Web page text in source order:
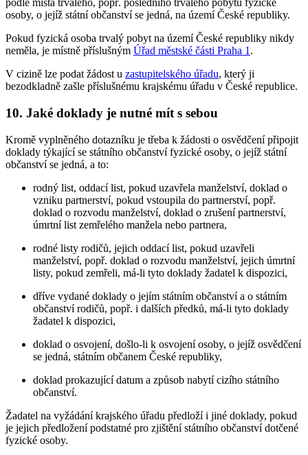
podle místa trvalého, popř. posledního trvalého pobytu fyzické
osoby, o jejíž státní občanství se jedná, na území České republiky.
Pokud fyzická osoba trvalý pobyt na území České republiky nikdy
neměla, je místně příslušným Úřad městské části Praha 1 .
V cizině lze podat žádost u zastupitelského úřadu, který ji
bezodkladně zašle příslušnému krajskému úřadu v České republice.
10. Jaké doklady je nutné mít s sebou
Kromě vyplněného dotazníku je třeba k žádosti o osvědčení připojit
doklady týkající se státního občanství fyzické osoby, o jejíž státní
občanství se jedná, a to:
rodný list, oddací list, pokud uzavřela manželství, doklad o
vzniku partnerství, pokud vstoupila do partnerství, popř.
doklad o rozvodu manželství, doklad o zrušení partnerství,
úmrtní list zemřelého manžela nebo partnera,
rodné listy rodičů, jejich oddací list, pokud uzavřeli
manželství, popř. doklad o rozvodu manželství, jejich úmrtní
listy, pokud zemřeli, má-li tyto doklady žadatel k dispozici,
dříve vydané doklady o jejím státním občanství a o státním
občanství rodičů, popř. i dalších předků, má-li tyto doklady
žadatel k dispozici,
doklad o osvojení, došlo-li k osvojení osoby, o jejíž osvědčení
se jedná, státním občanem České republiky,
doklad prokazující datum a způsob nabytí cizího státního
občanství.
Žadatel na vyžádání krajského úřadu předloží i jiné doklady, pokud
je jejich předložení podstatné pro zjištění státního občanství dotčené
fyzické osoby.